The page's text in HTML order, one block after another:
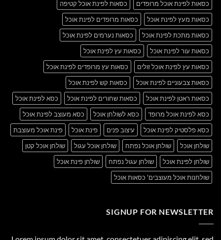
כסאות לפינת אוכל מרופדים
כסאות לפינת אוכל קטיפה
כסאות מעץ לפינת אוכל
כסאות מרופדים לפינת אוכל
כסאות מתכת לפינת אוכל
כסאות נערמים לפינת אוכל
כסאות עור לפינת אוכל
כסאות עץ לפינת אוכל
כסאות עץ לפינת אוכל זולים
כסאות עץ מרופדים לפינת אוכל
כסאות צבעוניים לפינת אוכל
כסאות קש לפינת אוכל
כסאות ראטן לפינת אוכל
כסאות שחורים לפינת אוכל
כסא לפינת אוכל
כסא לפינת אוכל מרופד
כסא לשולחן אוכל
כסא מעוצב לפינת אוכל
כסא פלסטיק לפינת אוכל
עיצוב פנים פינת אוכל
פינת אוכל מעוצבת
שולחן אוכל
שולחן אוכל נפתח שולחן אוכל עגול
שולחן אוכל קטן
שולחן לפינת אוכל
שולחן עגול נפתח
שולחן פינת אוכל
שולחנות אוכל מעוצבים' כסאות אוכל
SIGNUP FOR NEWSLETTER